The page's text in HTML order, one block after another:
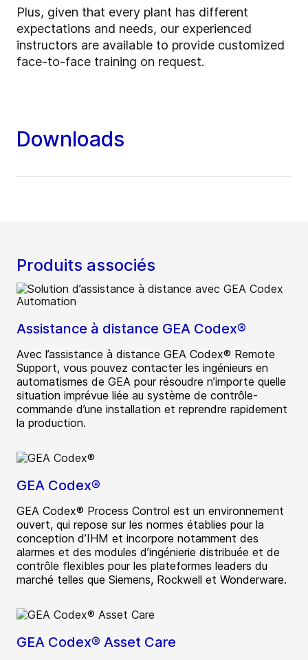
Plus, given that every plant has different
expectations and needs, our experienced
instructors are available to provide customized
face-to-face training on request.
Downloads
Produits associés
Assistance à distance GEA Codex®
Avec l’assistance à distance GEA Codex® Remote
Support, vous pouvez contacter les ingénieurs en
automatismes de GEA pour résoudre n’importe quelle
situation imprévue liée au système de contrôle-
commande d’une installation et reprendre rapidement
la production.
GEA Codex®
GEA Codex® Process Control est un environnement
ouvert, qui repose sur les normes établies pour la
conception d’IHM et incorpore notamment des
alarmes et des modules d’ingénierie distribuée et de
contrôle flexibles pour les plateformes leaders du
marché telles que Siemens, Rockwell et Wonderware.
GEA Codex® Asset Care